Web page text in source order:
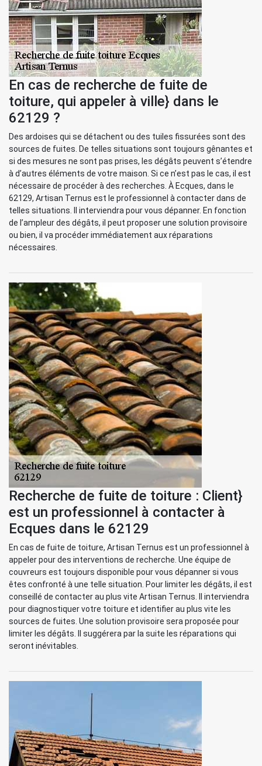
En cas de recherche de fuite de
toiture, qui appeler à ville} dans le
62129 ?
Des ardoises qui se détachent ou des tuiles fissurées sont des
sources de fuites. De telles situations sont toujours gênantes et
si des mesures ne sont pas prises, les dégâts peuvent s’étendre
à d’autres éléments de votre maison. Si ce n’est pas le cas, il est
nécessaire de procéder à des recherches. À Ecques, dans le
62129, Artisan Ternus est le professionnel à contacter dans de
telles situations. Il interviendra pour vous dépanner. En fonction
de l’ampleur des dégâts, il peut proposer une solution provisoire
ou bien, il va procéder immédiatement aux réparations
nécessaires.
Recherche de fuite de toiture : Client}
est un professionnel à contacter à
Ecques dans le 62129
En cas de fuite de toiture, Artisan Ternus est un professionnel à
appeler pour des interventions de recherche. Une équipe de
couvreurs est toujours disponible pour vous dépanner si vous
êtes confronté à une telle situation. Pour limiter les dégâts, il est
conseillé de contacter au plus vite Artisan Ternus. Il interviendra
pour diagnostiquer votre toiture et identifier au plus vite les
sources de fuites. Une solution provisoire sera proposée pour
limiter les dégâts. Il suggérera par la suite les réparations qui
seront inévitables.